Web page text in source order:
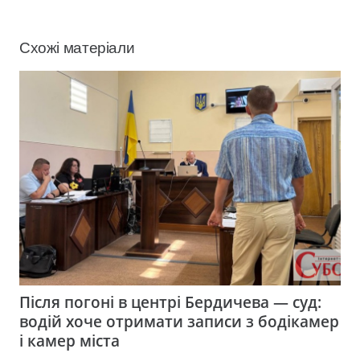
Схожі матеріали
Після погоні в центрі Бердичева — суд:
водій хоче отримати записи з бодікамер
і камер міста